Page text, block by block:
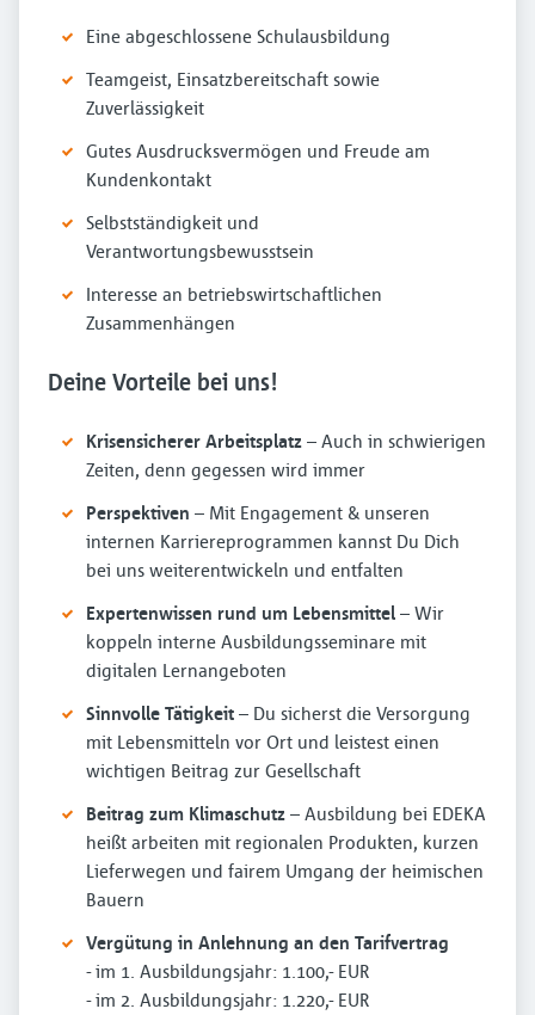
Eine abgeschlossene Schulausbildung
Teamgeist, Einsatzbereitschaft sowie
Zuverlässigkeit
Gutes Ausdrucksvermögen und Freude am
Kundenkontakt
Selbstständigkeit und
Verantwortungsbewusstsein
Interesse an betriebswirtschaftlichen
Zusammenhängen
Deine Vorteile bei uns!
Krisensicherer Arbeitsplatz – Auch in schwierigen
Zeiten, denn gegessen wird immer
Perspektiven – Mit Engagement & unseren
internen Karriereprogrammen kannst Du Dich
bei uns weiterentwickeln und entfalten
Expertenwissen rund um Lebensmittel – Wir
koppeln interne Ausbildungsseminare mit
digitalen Lernangeboten
Sinnvolle Tätigkeit – Du sicherst die Versorgung
mit Lebensmitteln vor Ort und leistest einen
wichtigen Beitrag zur Gesellschaft
Beitrag zum Klimaschutz – Ausbildung bei EDEKA
heißt arbeiten mit regionalen Produkten, kurzen
Lieferwegen und fairem Umgang der heimischen
Bauern
Vergütung in Anlehnung an den Tarifvertrag
- im 1. Ausbildungsjahr: 1.100,- EUR
- im 2. Ausbildungsjahr: 1.220,- EUR